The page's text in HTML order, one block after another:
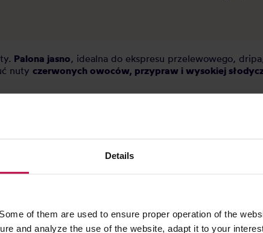
Details
of them are used to ensure proper operation of the
and analyze the use of the website, adapt it to your
Palona jasno, idealna do ekspresu przelewowego,
nuty czerwonych owoców, przypraw i wysokiej
pełni księżyca. Pij do woli, nawet po wieczorynce.